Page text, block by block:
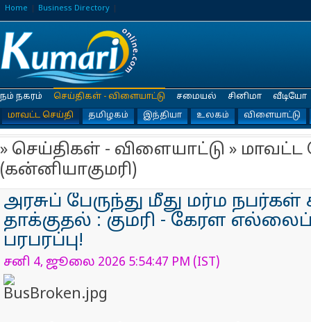
Home Business Directory
நம் நகரம்
செய்திகள் - விளையாட்டு
மாவட்ட செய்தி
தமிழகம் இந்தியா உலகம் விளையாட்டு
சமையல் சினிமா வீடியோ
» செய்திகள் - விளையாட்டு » மாவட்ட
(கன்னியாகுமரி)
அரசுப் பேருந்து மீது மர்ம
தாக்குதல் : குமரி - கேரள எல்லைப்
பரபரப்பு!
சனி 4, ஜூலை 2026 5:54:47 PM (IST)